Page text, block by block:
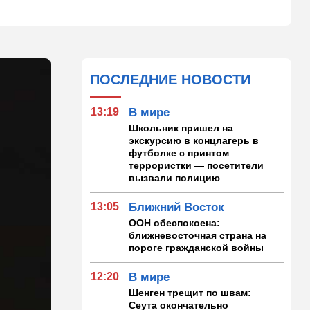
ПОСЛЕДНИЕ НОВОСТИ
13:19 В мире
Школьник пришел на
экскурсию в концлагерь в
футболке с принтом
террористки — посетители
вызвали полицию
13:05 Ближний Восток
ООН обеспокоена:
ближневосточная страна на
пороге гражданской войны
12:20 В мире
Шенген трещит по швам:
Сеута окончательно